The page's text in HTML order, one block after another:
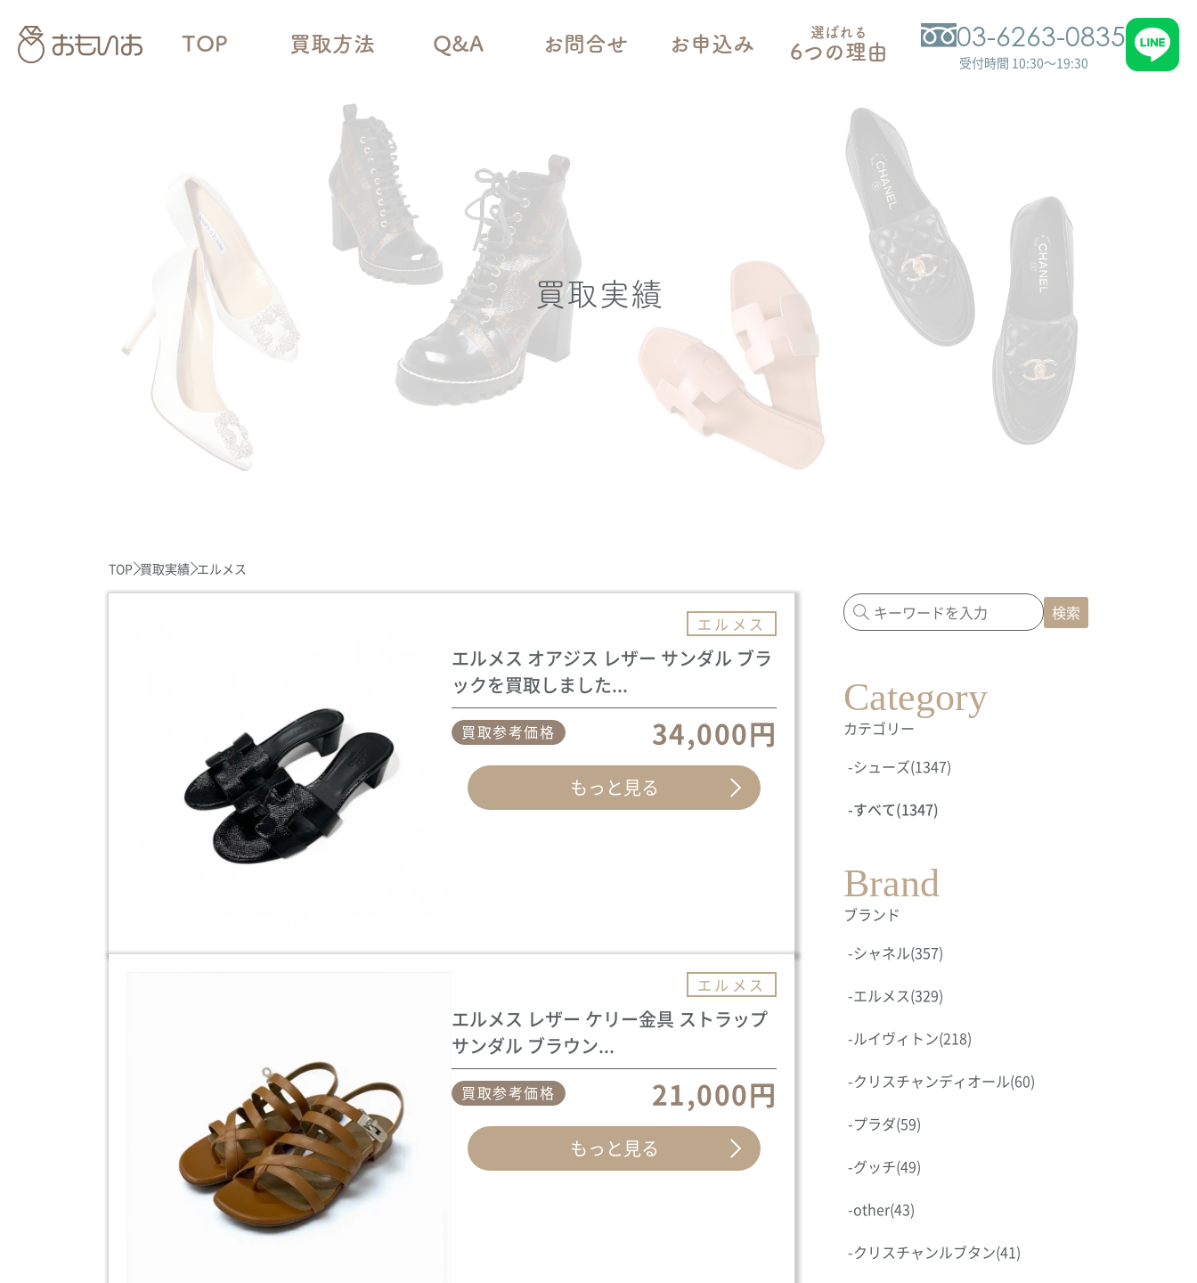
TOP 買取方法 Q&A お問合せ お申込み
選ばれる
6つの理由 03-6263-0835
受付時間 10:30～19:30
買取実績
TOP 買取実績 エルメス
エルメス
エルメス オアジス レザー サンダル ブラ
ックを買取しました...
買取参考価格 34,000円
もっと見る
エルメス
エルメス レザー ケリー金具 ストラップ
サンダル ブラウン...
買取参考価格 21,000円
もっと見る
検索
Category
カテゴリー
-シューズ(1347)
-すべて(1347)
Brand
ブランド
-シャネル(357)
-エルメス(329)
-ルイヴィトン(218)
-クリスチャンディオール(60)
-プラダ(59)
-グッチ(49)
-other(43)
-クリスチャンルブタン(41)